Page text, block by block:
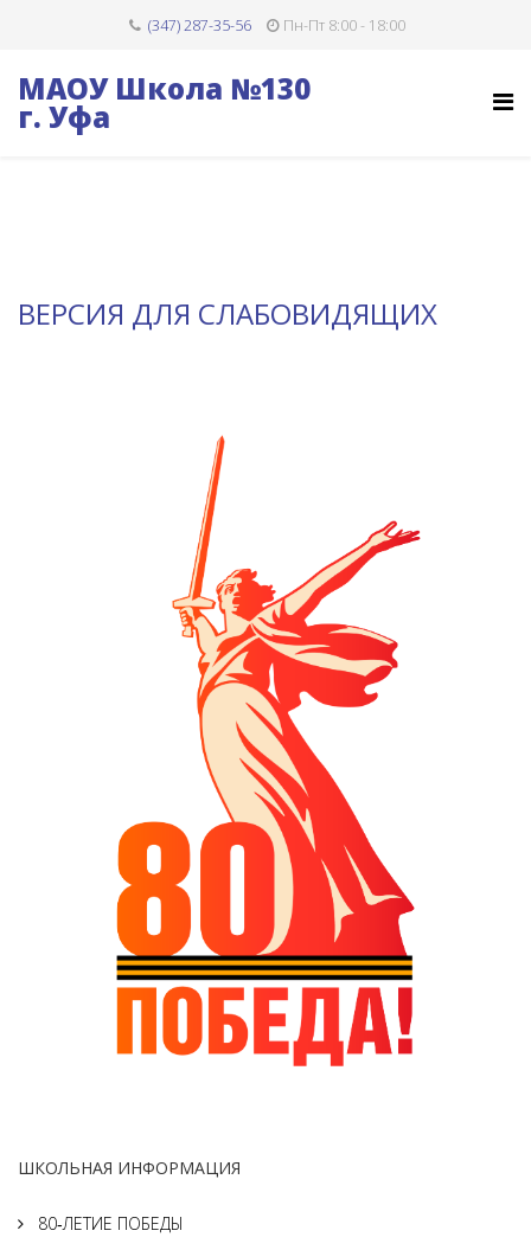
(347) 287-35-56 Пн-Пт 8:00 - 18:00
МАОУ Школа №130
г. Уфа
ВЕРСИЯ ДЛЯ СЛАБОВИДЯЩИХ
ШКОЛЬНАЯ ИНФОРМАЦИЯ
80‑ЛЕТИЕ ПОБЕДЫ